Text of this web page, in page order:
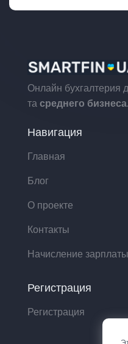
Онлайн бухгалтерия
та среднего
Навигация
Главная
Блог
О проекте
Контакты
Начисление зарплаты
Регистрация
Регистрация